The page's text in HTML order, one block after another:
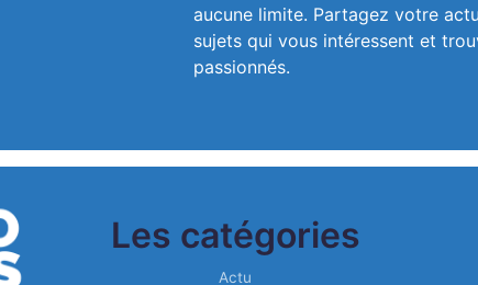
aucune limite. Partagez votre
sujets qui vous intéressent et
passionnés.
Les catégories
Actu